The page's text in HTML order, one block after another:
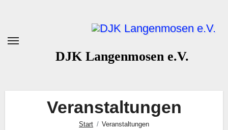
DJK Langenmosen e.V.
Veranstaltungen
Start Veranstaltungen